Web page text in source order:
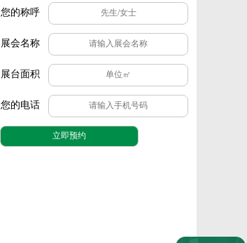
您的称呼
展会名称
展台面积
您的电话